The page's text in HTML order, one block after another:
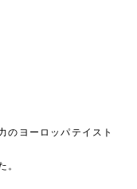
のヨーロッパテイスト
。